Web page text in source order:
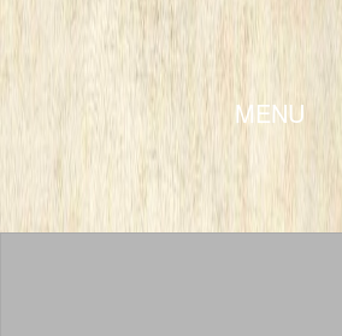
MENU
SKIP TO CONTENT